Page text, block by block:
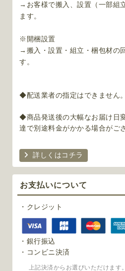
→お客様で搬入、設置（一部組
ます。
※開梱設置
→搬入・設置・組立・梱包材の
す。
◆配送業者の指定はできません。
◆商品発送後の大幅なお届け日
達で別途料金がかかる場合がご
詳しくはコチラ
お支払いについて
・クレジット
・銀行振込
・コンビニ決済
上記決済からお選びいただけます。